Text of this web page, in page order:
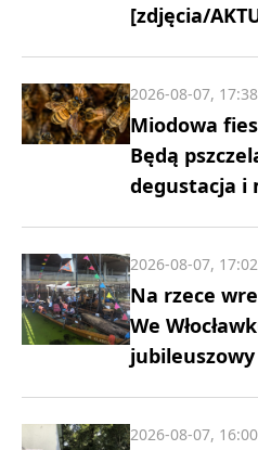
[zdjęcia/
Miodowa
Będą
degustacja i
2026-08-07, 17:38
Na rzece
We
jubileuszowy
2026-08-07, 17:02
2026-08-07, 16:00